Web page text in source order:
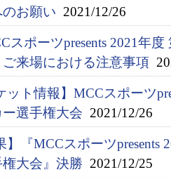
お願い 2021/12/26
スポーツpresents 2021年
来場における注意事項
ット情報】MCCスポーツ
選手権大会 2021/12/26
】『MCCスポーツ
大会』決勝 2021/12/25